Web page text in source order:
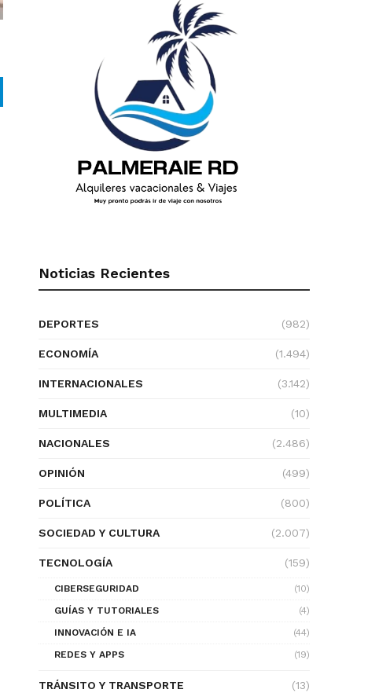
Noticias Recientes
DEPORTES (982)
ECONOMÍA (1.494)
INTERNACIONALES (3.142)
MULTIMEDIA (10)
NACIONALES (2.486)
OPINIÓN (499)
POLÍTICA (800)
SOCIEDAD Y CULTURA (2.007)
TECNOLOGÍA (159)
CIBERSEGURIDAD
(10)
GUÍAS Y TUTORIALES
(4)
INNOVACIÓN E IA
(44)
REDES Y APPS
(19)
TRÁNSITO Y TRANSPORTE (13)